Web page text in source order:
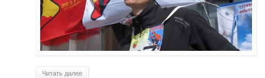
Читать далее